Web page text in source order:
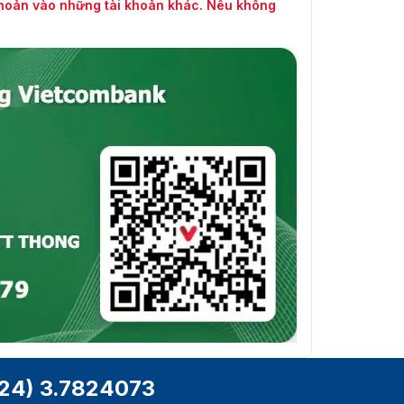
vào những tài khoản khác. Nếu không
3.7824073